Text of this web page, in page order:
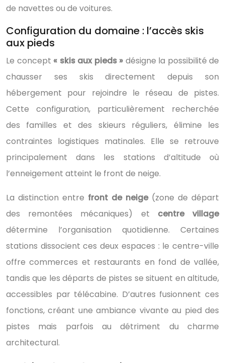
de navettes ou de voitures.
Configuration du domaine : l’accès skis
aux pieds
Le concept « skis aux pieds » désigne la possibilité de
chausser ses skis directement depuis son
hébergement pour rejoindre le réseau de pistes.
Cette configuration, particulièrement recherchée
des familles et des skieurs réguliers, élimine les
contraintes logistiques matinales. Elle se retrouve
principalement dans les stations d’altitude où
l’enneigement atteint le front de neige.
La distinction entre front de neige(zone de départ
des remontées mécaniques) et centre village
détermine l’organisation quotidienne. Certaines
stations dissocient ces deux espaces : le centre-ville
offre commerces et restaurants en fond de vallée,
tandis que les départs de pistes se situent en altitude,
accessibles par télécabine. D’autres fusionnent ces
fonctions, créant une ambiance vivante au pied des
pistes mais parfois au détriment du charme
architectural.